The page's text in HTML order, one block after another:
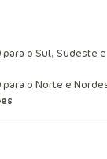
para o Sul, Sudeste e